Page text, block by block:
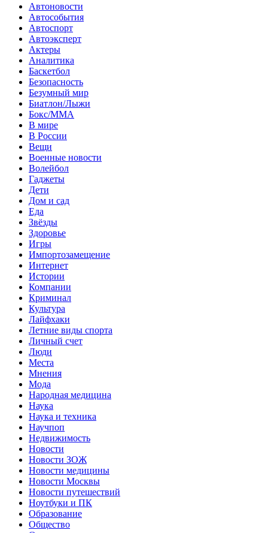
Автоновости
Автособытия
Автоспорт
Автоэксперт
Актеры
Аналитика
Баскетбол
Безопасность
Безумный мир
Биатлон/Лыжи
Бокс/MMA
В мире
В России
Вещи
Военные новости
Волейбол
Гаджеты
Дети
Дом и сад
Еда
Звёзды
Здоровье
Игры
Импортозамещение
Интернет
Истории
Компании
Криминал
Культура
Лайфхаки
Летние виды спорта
Личный счет
Люди
Места
Мнения
Мода
Народная медицина
Наука
Наука и техника
Научпоп
Недвижимость
Новости
Новости ЗОЖ
Новости медицины
Новости Москвы
Новости путешествий
Ноутбуки и ПК
Образование
Общество